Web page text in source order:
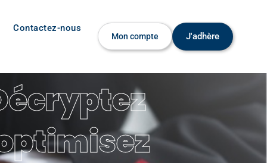
Contactez-nous
Mon compte J'adhère